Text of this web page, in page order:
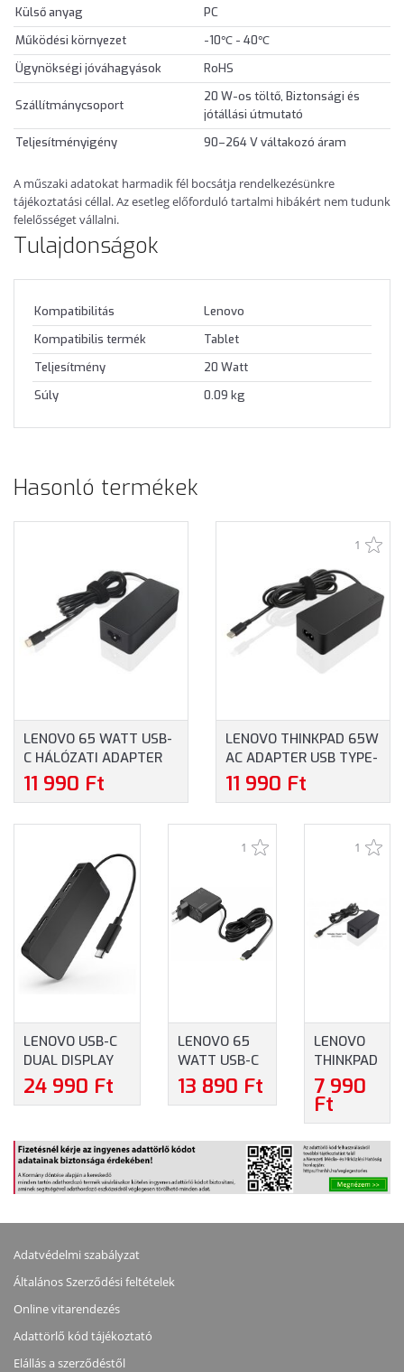
Külső anyag
PC
Működési környezet
-10℃ - 40℃
Ügynökségi jóváhagyások
RoHS
Szállítmánycsoport
20 W-os töltő, Biztonsági és
jótállási útmutató
Teljesítményigény
90–264 V váltakozó áram
A műszaki adatokat harmadik fél bocsátja rendelkezésünkre
tájékoztatási céllal. Az esetleg előforduló tartalmi hibákért nem tudunk
felelősséget vállalni.
Tulajdonságok
Kompatibilitás
Lenovo
Kompatibilis termék
Tablet
Teljesítmény
20 Watt
Súly
0.09 kg
Hasonló termékek
LENOVO 65 WATT USB-
C HÁLÓZATI ADAPTER
(GX20P92529)
11 990 Ft
1
LENOVO THINKPAD 65W
AC ADAPTER USB TYPE-
C - NOTEBOOK TÖLTŐ
11 990 Ft
LENOVO USB-C
DUAL DISPLAY
TRAVEL DOCK
(40B90000WW)
24 990 Ft
1
LENOVO 65
WATT USB-C
FALI
HÁLÓZATI
(4X21L54610)
13 890 Ft
1
LENOVO
THINKPAD
45W AC
ADAPTER
TYPE-C
7 990
Ft
Adatvédelmi szabályzat
Általános Szerződési feltételek
Online vitarendezés
Adattörlő kód tájékoztató
Elállás a szerződéstől